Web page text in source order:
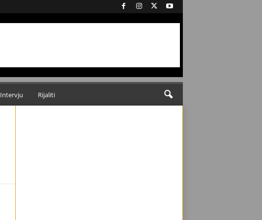
Intervju Rijaliti